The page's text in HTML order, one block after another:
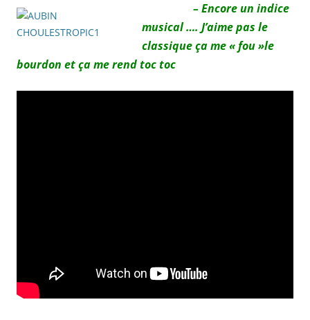
– Encore un indice
musical …. J’aime pas le
classique ça me « fou »le
bourdon et ça me rend toc toc